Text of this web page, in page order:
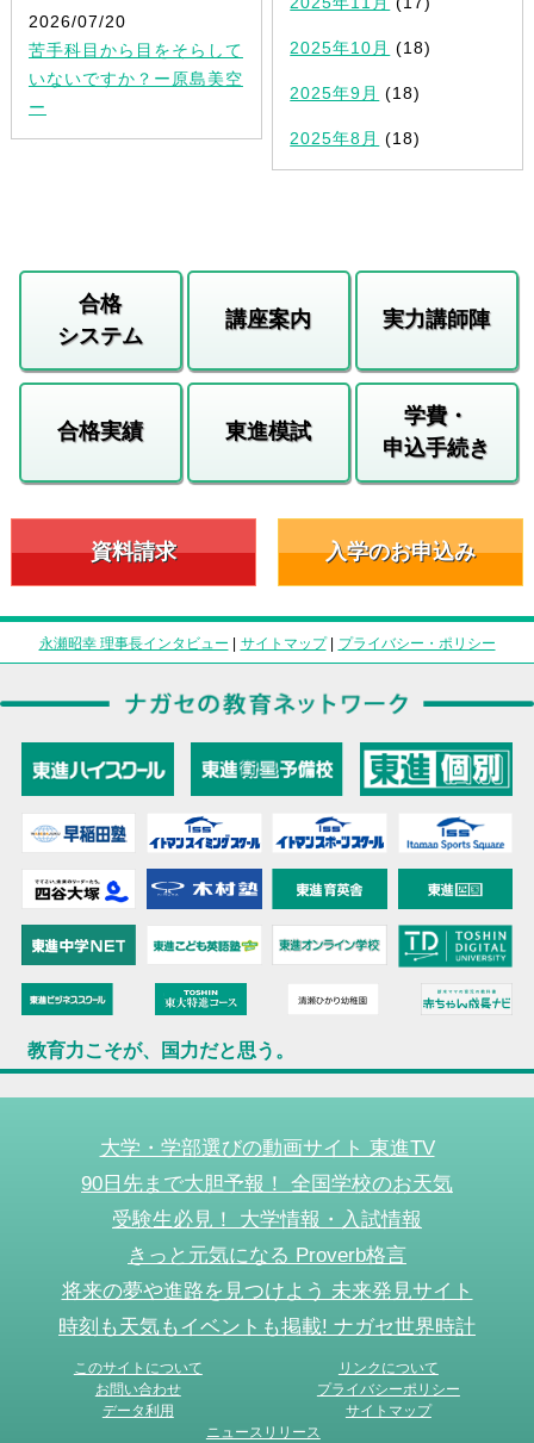
2026/07/20
苦手科目から目をそらして
いないですか？ー原島美空
ー
2025年10月 (18)
2025年9月 (18)
2025年8月 (18)
合格
システム
講座案内 実力講師陣
合格実績 東進模試
学費・
申込手続き
資料請求 入学のお申込み
永瀬昭幸 理事長インタビュー | サイトマップ| プライバシー・ポリシー
教育力こそが、国力だと思う。
大学・学部選びの動画サイト 東進TV
90日先まで大胆予報！ 全国学校のお天気
受験生必見！ 大学情報・入試情報
きっと元気になる Proverb格言
将来の夢や進路を見つけよう 未来発見サイト
時刻も天気もイベントも掲載! ナガセ世界時計
このサイトについて
リンクについて
お問い合わせ
プライバシーポリシー
データ利用
サイトマップ
ニュースリリース